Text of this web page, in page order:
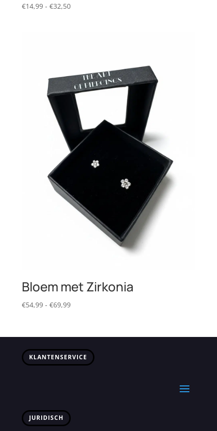
€14,99 - €32,50Prijsklasse:
Bloem met Zirkonia
€54,99 - €69,99Prijsklasse:
€69,99
KLANTENSERVICE
JURIDISCH